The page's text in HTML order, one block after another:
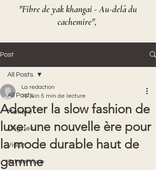
"Fibre de yak khangai - Au-delà du
cachemire",
Post
All Posts
Matière
Origines
Vision
Art de Vivre
All Posts
Adopter la slow fashion de
luxe: une nouvelle ère pour
la mode durable haut de
gamme
La redaction
18 juin 5 min de lecture